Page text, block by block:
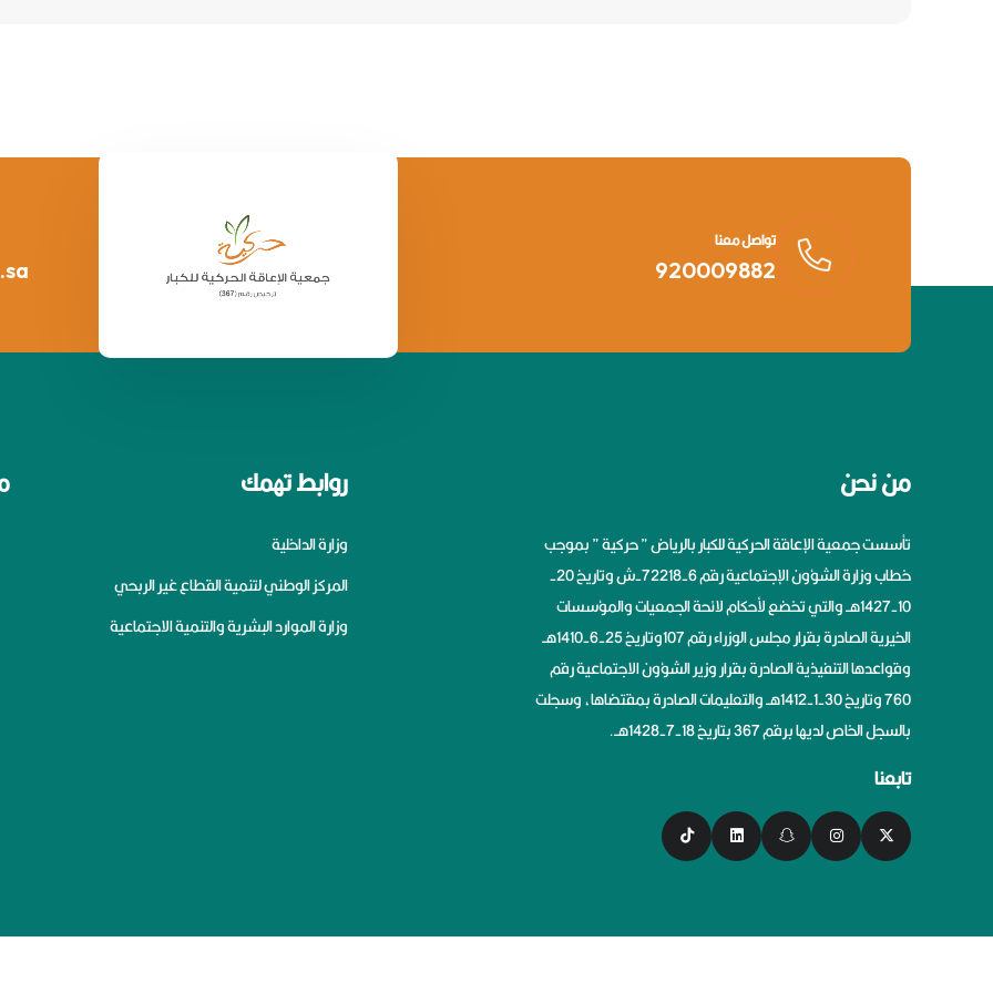
تواصل معنا
920009882
من نحن
تأسست جمعية الإعاقة الحركية للكبار بالرياض ” حركية ” بموجب
خطاب وزارة الشؤون الإجتماعية رقم 6-72218-ش وتاريخ 20-
10-1427هــ والتي تخضع لأحكام لائحة الجمعيات والمؤسسات
الخيرية الصادرة بقرار مجلس الوزراء رقم 107وتاريخ 25-6-1410هــ
وقواعدها التنفيذية الصادرة بقرار وزير الشؤون الاجتماعية رقم
760 وتاريخ 30-1-1412هــ والتعليمات الصادرة بمقتضاها، وسجلت
بالسجل الخاص لديها برقم 367 بتاريخ 18-7-1428هــ.
تابعنا
روابط تهمك
وزارة الداخلية
المركز الوطني لتنمية القطاع غير الربحي
وزارة الموارد البشرية والتنمية الاجتماعية